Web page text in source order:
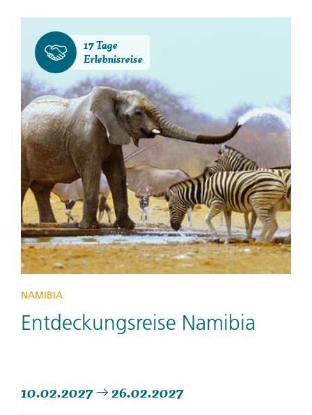
17 Tage
Erlebnisreise
NAMIBIA
Entdeckungsreise Namibia
10.02.2027 26.02.2027